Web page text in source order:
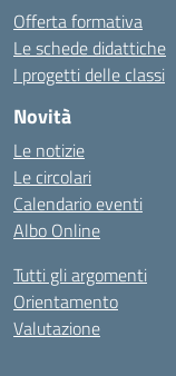
Offerta formativa
Le schede didattiche
I progetti delle classi
Novità
Le notizie
Le circolari
Calendario eventi
Albo Online
Tutti gli argomenti
Orientamento
Valutazione